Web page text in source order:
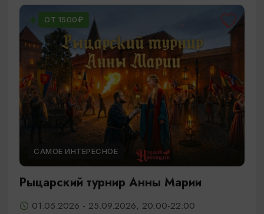
ОТ 1500₽
САМОЕ ИНТЕРЕСНОЕ
Рыцарский турнир Анны Марии
01.05.2026 - 25.09.2026, 20:00-22:00